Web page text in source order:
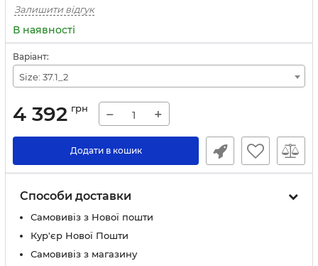
Залишити відгук
В наявності
Варіант:
Size: 37.1_2
4 392 грн − +
Додати в кошик
Способи доставки
Самовивіз з Нової пошти
Кур'єр Нової Пошти
Самовивіз з магазину